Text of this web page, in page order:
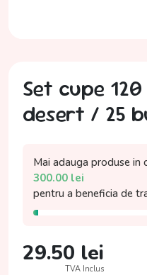
Set cupe
desert / 25
Mai adauga produse in
300.00 lei
pentru a beneficia de
29.50 lei
TVA Inclus